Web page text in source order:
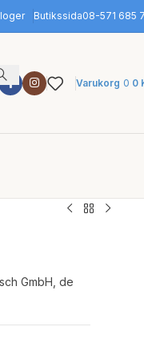
Butikssida08-571 685
Varukorg 0 0
GmbH, de